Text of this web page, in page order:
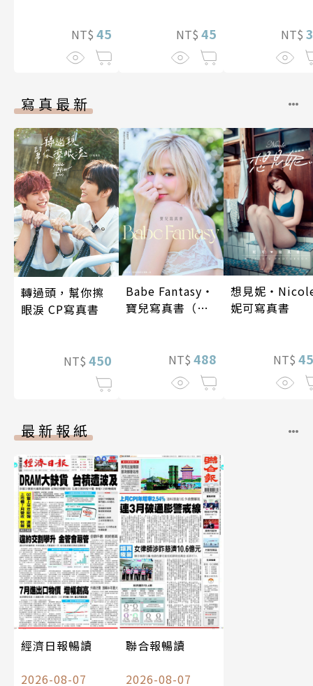
兩人是甜蜜的現
在進行式～ 04
NT$ 45 NT$ 45 NT$
寫真最新
轉過頭，幫你擦
眼淚 CP寫真書
NT$ 450
Babe Fantasy‧
寶兒寫真書（加
NT$ 488
想見妮
妮可寫真書
NT$
最新報紙
經濟日報暢讀
2026-08-07
聯合報暢讀
2026-08-07